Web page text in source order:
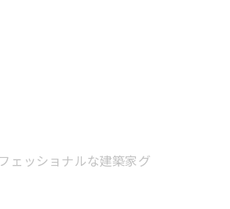
フェッショナルな建築家グ